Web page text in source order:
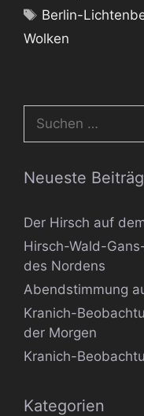
Schlagwörter
Berlin-
Wolken
nach:
Neueste
Der Hirsch auf
Hirsch-Wald-
des Nordens
Abendstimmung
Kranich-
der Morgen
Kranich-
Kategorien